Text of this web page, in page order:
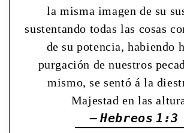
la misma imagen de su
sustentando todas las cosas
de su potencia, habiendo
purgación de nuestros
mismo, se sentó á la
Majestad en las
— Hebreos 1:3